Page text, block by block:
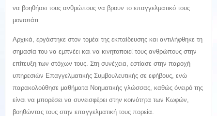
να βοηθήσει τους ανθρώπους να βρουν το επαγγελματικό τους
μονοπάτι.
Αρχικά, εργάστηκε στον τομέα της εκπαίδευσης και αντιλήφθηκε τη
σημασία του να εμπνέει και να κινητοποιεί τους ανθρώπους στην
επίτευξη των στόχων τους. Στη συνέχεια, εστίασε στην παροχή
υπηρεσιών Επαγγελματικής Συμβουλευτικής σε εφήβους, ενώ
παρακολούθησε μαθήματα Νοηματικής γλώσσας, καθώς όνειρό της
είναι να μπορέσει να συνεισφέρει στην κοινότητα των Κωφών,
βοηθώντας τους στην επαγγελματική τους πορεία.